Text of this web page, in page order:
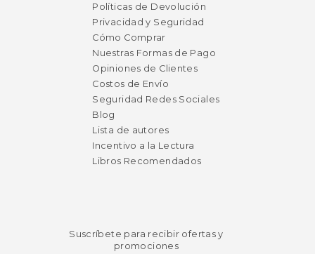
Políticas de Devolución
Privacidad y Seguridad
Cómo Comprar
Nuestras Formas de Pago
Opiniones de Clientes
Costos de Envío
Seguridad Redes Sociales
Blog
Lista de autores
Incentivo a la Lectura
Libros Recomendados
Suscríbete para recibir ofertas y
promociones